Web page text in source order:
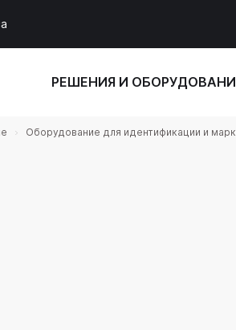
РЕШЕНИЯ И
Оборудование для идентификации и